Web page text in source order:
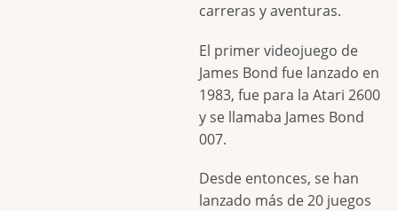
carreras y aventuras.
El primer videojuego de
James Bond fue lanzado en
1983, fue para la Atari 2600
y se llamaba James Bond
007.
Desde entonces, se han
lanzado más de 20 juegos